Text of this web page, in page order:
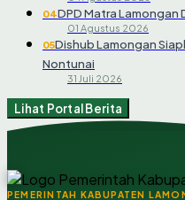
04DPD Matra Lamongan
01 Agustus 2026
05Dishub Lamongan
Nontunai
31 Juli 2026
Lihat Portal Berita
PEMERINTAH KABUPATEN